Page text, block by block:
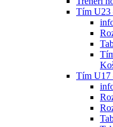
Tím U23
Tím U17